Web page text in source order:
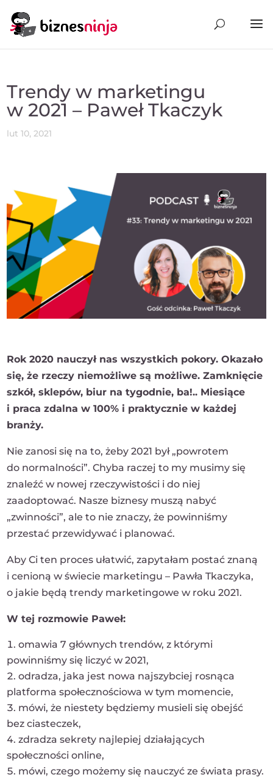
Trendy w marketingu
w 2021 – Paweł Tkaczyk
lut 10, 2021
Rok 2020 nauczył nas wszystkich pokory. Okazało
się, że rzeczy niemożliwe są możliwe. Zamknięcie
szkół, sklepów, biur na tygodnie, ba!.. Miesiące
i praca zdalna w 100% i praktycznie w każdej
branży.
Nie zanosi się na to, żeby 2021 był „powrotem
do normalności”. Chyba raczej to my musimy się
znaleźć w nowej rzeczywistości i do niej
zaadoptować. Nasze biznesy muszą nabyć
„zwinności”, ale to nie znaczy, że powinniśmy
przestać przewidywać i planować.
Aby Ci ten proces ułatwić, zapytałam postać znaną
i cenioną w świecie marketingu – Pawła Tkaczyka,
o jakie będą trendy marketingowe w roku 2021.
W tej rozmowie Paweł:
omawia 7 głównych trendów, z którymi
powinniśmy się liczyć w 2021,
odradza, jaka jest nowa najszybciej rosnąca
platforma społecznościowa w tym momencie,
mówi, że niestety będziemy musieli się obejść
bez ciasteczek,
zdradza sekrety najlepiej działających
społeczności online,
mówi, czego możemy się nauczyć ze świata prasy.